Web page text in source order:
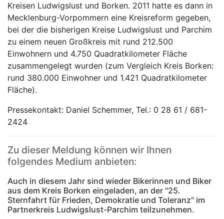
Kreisen Ludwigslust und Borken. 2011 hatte es dann in
Mecklenburg-Vorpommern eine Kreisreform gegeben,
bei der die bisherigen Kreise Ludwigslust und Parchim
zu einem neuen Großkreis mit rund 212.500
Einwohnern und 4.750 Quadratkilometer Fläche
zusammengelegt wurden (zum Vergleich Kreis Borken:
rund 380.000 Einwohner und 1.421 Quadratkilometer
Fläche).
Pressekontakt: Daniel Schemmer, Tel.: 0 28 61 / 681-
2424
Zu dieser Meldung können wir Ihnen
folgendes Medium anbieten:
Auch in diesem Jahr sind wieder Bikerinnen und Biker
aus dem Kreis Borken eingeladen, an der "25.
Sternfahrt für Frieden, Demokratie und Toleranz" im
Partnerkreis Ludwigslust-Parchim teilzunehmen.